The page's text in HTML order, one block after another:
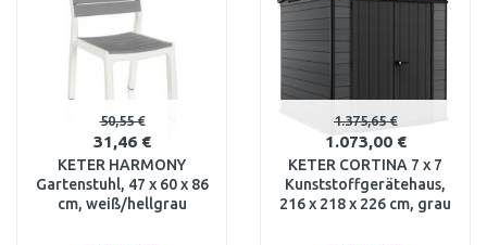
50,55 €
31,46 €
KETER HARMONY
Gartenstuhl, 47 x 60 x 86
cm, weiß/hellgrau
1.375,65 €
1.073,00 €
KETER CORTINA 7 x 7
Kunststoffgerätehaus,
216 x 218 x 226 cm, grau